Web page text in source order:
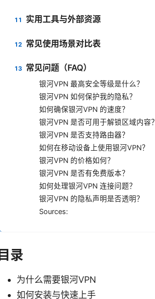
实用工具与外部资源
常见使用场景对比表
常见问题（FAQ）
银河VPN 最高安全等级是什么？
银河VPN 如何保护我的隐私？
如何确保银河VPN 的速度？
银河VPN 是否可用于解锁区域内容？
银河VPN 是否支持路由器？
如何在移动设备上使用银河VPN？
银河VPN 的价格如何？
银河VPN 是否有免费版本？
如何处理银河VPN 连接问题？
银河VPN 的隐私声明是否透明？
Sources:
目录
为什么需要银河VPN
如何安装与快速上手